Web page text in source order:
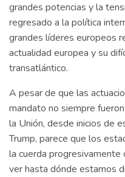
grandes potencias y la
regresado a la política
grandes líderes europeos
actualidad europea y su
transatlántico.
A pesar de que las
mandato no siempre
la Unión, desde inicios de
Trump, parece que los
la cuerda
ver hasta dónde estamos